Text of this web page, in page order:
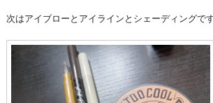
次はアイブローとアイラインとシェーディングで